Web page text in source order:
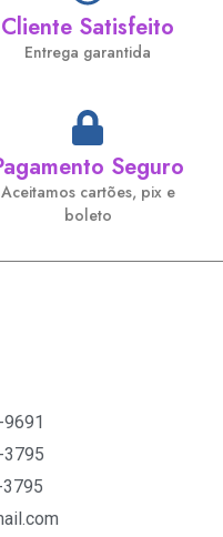
Cliente Satisfeito
Entrega garantida
Seguro
Aceitamos cartões, pix e
boleto
3795